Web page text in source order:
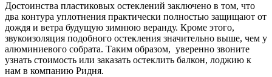
Достоинства пластиковых остеклений заключено в том, что
два контура уплотнения практически полностью защищают от
дождя и ветра будущую зимнюю веранду. Кроме этого,
звукоизоляция подобного остекления значительно выше, чем у
алюминиевого собрата. Таким образом, уверенно звоните
узнать стоимость или заказать остеклить балкон, лоджию к
нам в компанию Ридня.